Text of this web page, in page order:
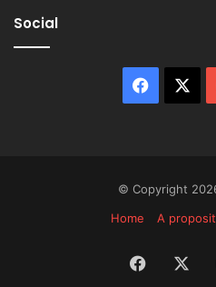
Social
© Copyright
Home
A